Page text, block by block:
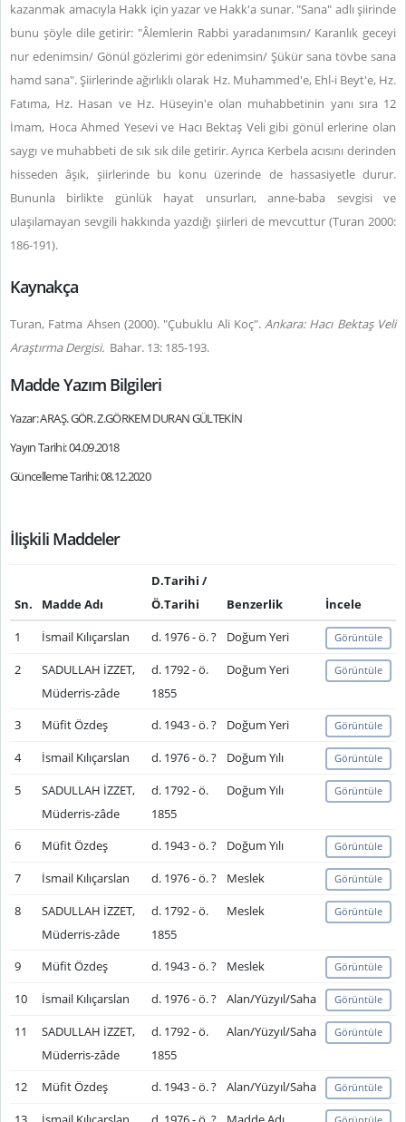
kazanmak amacıyla Hakk için yazar ve Hakk'a sunar. "Sana" adlı şiirinde
bunu şöyle dile getirir: "Âlemlerin Rabbi yaradanımsın/ Karanlık geceyi
nur edenimsin/ Gönül gözlerimi gör edenimsin/ Şükür sana tövbe sana
hamd sana". Şiirlerinde ağırlıklı olarak Hz. Muhammed'e, Ehl-i Beyt'e, Hz.
Fatıma, Hz. Hasan ve Hz. Hüseyin'e olan muhabbetinin yanı sıra 12
İmam, Hoca Ahmed Yesevi ve Hacı Bektaş Veli gibi gönül erlerine olan
saygı ve muhabbeti de sık sık dile getirir. Ayrıca Kerbela acısını derinden
hisseden âşık, şiirlerinde bu konu üzerinde de hassasiyetle durur.
Bununla birlikte günlük hayat unsurları, anne-baba sevgisi ve
ulaşılamayan sevgili hakkında yazdığı şiirleri de mevcuttur (Turan 2000:
186-191).
Kaynakça
Turan, Fatma Ahsen (2000). "Çubuklu Ali Koç".Ankara: Hacı Bektaş Veli
Araştırma Dergisi. Bahar. 13: 185-193.
Madde Yazım Bilgileri
Yazar: ARAŞ. GÖR. Z.GÖRKEM DURAN GÜLTEKİN
Yayın Tarihi: 04.09.2018
Güncelleme Tarihi: 08.12.2020
İlişkili Maddeler
Sn. Madde Adı
D.Tarihi /
Ö.Tarihi
Benzerlik
İncele
1
İsmail Kılıçarslan d. 1976 - ö. ? Doğum Yeri Görüntüle
2
SADULLAH İZZET,
Müderris-zâde
d. 1792 - ö.
1855
Doğum Yeri Görüntüle
3 Müfit Özdeş d. 1943 - ö. ? Doğum Yeri Görüntüle
4 İsmail Kılıçarslan d. 1976 - ö. ? Doğum Yılı Görüntüle
5
SADULLAH İZZET,
Müderris-zâde
d. 1792 - ö.
1855
Doğum Yılı Görüntüle
6 Müfit Özdeş d. 1943 - ö. ? Doğum Yılı Görüntüle
7 İsmail Kılıçarslan d. 1976 - ö. ? Meslek Görüntüle
8
SADULLAH İZZET,
Müderris-zâde
d. 1792 - ö.
1855
Meslek Görüntüle
9 Müfit Özdeş d. 1943 - ö. ? Meslek Görüntüle
10 İsmail Kılıçarslan d. 1976 - ö. ? Alan/Yüzyıl/Saha Görüntüle
11
SADULLAH İZZET,
Müderris-zâde
d. 1792 - ö.
1855
Alan/Yüzyıl/Saha Görüntüle
12 Müfit Özdeş d. 1943 - ö. ? Alan/Yüzyıl/Saha Görüntüle